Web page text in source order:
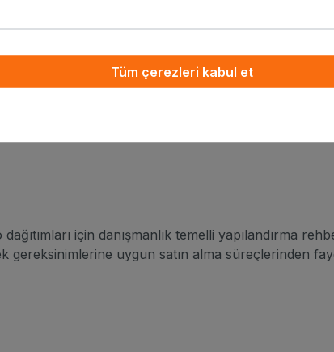
tasarlar; doğrulanmış termal profiller, uzaktan
of Trust gibi özellikler, ölçülü dağıtım
için danışmanlık temelli yapılandırma
uygun satın alma süreçlerinden
Tüm çerezleri kabul et